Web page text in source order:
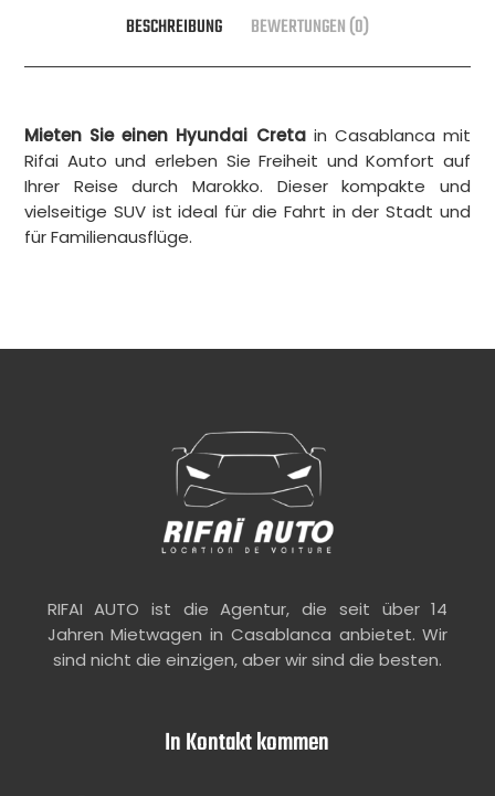
BESCHREIBUNG BEWERTUNGEN (0)
Mieten Sie einen Hyundai Cretain Casablanca mit
Rifai Auto und erleben Sie Freiheit und Komfort auf
Ihrer Reise durch Marokko. Dieser kompakte und
vielseitige SUV ist ideal für die Fahrt in der Stadt und
für Familienausflüge.
RIFAI AUTO ist die Agentur, die seit über 14
Jahren Mietwagen in Casablanca anbietet. Wir
sind nicht die einzigen, aber wir sind die besten.
In Kontakt kommen